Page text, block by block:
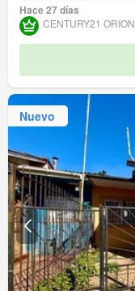
Hace 27 días
CENTURY21 ORION
Nuevo